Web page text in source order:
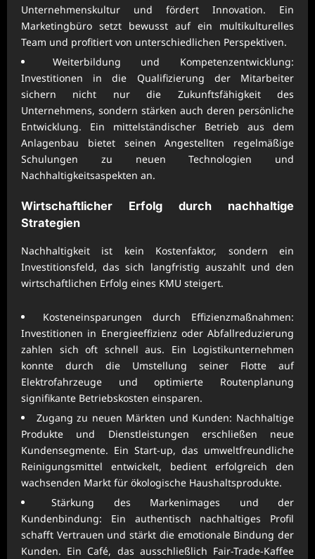
Unternehmenskultur und fördert Innovation. Ein
Marketingbüro setzt bewusst auf ein multikulturelles
Team und profitiert von unterschiedlichen Perspektiven.
Weiterbildung und Kompetenzentwicklung:
Investitionen in die Qualifizierung der Mitarbeiter
sichern nicht nur die Zukunftsfähigkeit des
Unternehmens, sondern stärken auch deren persönliche
Entwicklung. Ein mittelständischer Betrieb aus dem
Anlagenbau bietet seinen Angestellten regelmäßige
Schulungen zu neuen Technologien und
Nachhaltigkeitsaspekten an.
Wirtschaftlicher Erfolg durch nachhaltige
Strategien
Nachhaltigkeit ist kein Kostenfaktor, sondern ein
Investitionsfeld, das sich langfristig auszahlt und den
wirtschaftlichen Erfolg eines KMU steigert.
Kosteneinsparungen durch Effizienzmaßnahmen:
Investitionen in Energieeffizienz oder Abfallreduzierung
zahlen sich oft schnell aus. Ein Logistikunternehmen
konnte durch die Umstellung seiner Flotte auf
Elektrofahrzeuge und optimierte Routenplanung
signifikante Betriebskosten einsparen.
Zugang zu neuen Märkten und Kunden: Nachhaltige
Produkte und Dienstleistungen erschließen neue
Kundensegmente. Ein Start-up, das umweltfreundliche
Reinigungsmittel entwickelt, bedient erfolgreich den
wachsenden Markt für ökologische Haushaltsprodukte.
Stärkung des Markenimages und der
Kundenbindung: Ein authentisch nachhaltiges Profil
schafft Vertrauen und stärkt die emotionale Bindung der
Kunden. Ein Café, das ausschließlich Fair-Trade-Kaffee